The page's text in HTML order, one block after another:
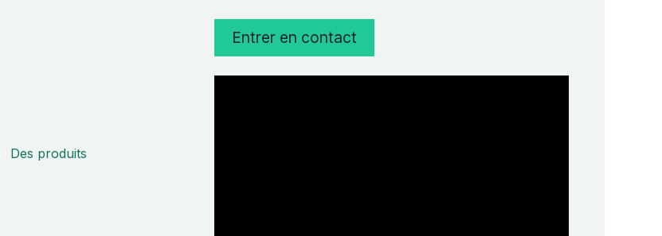
Des produits
Entrer en contact